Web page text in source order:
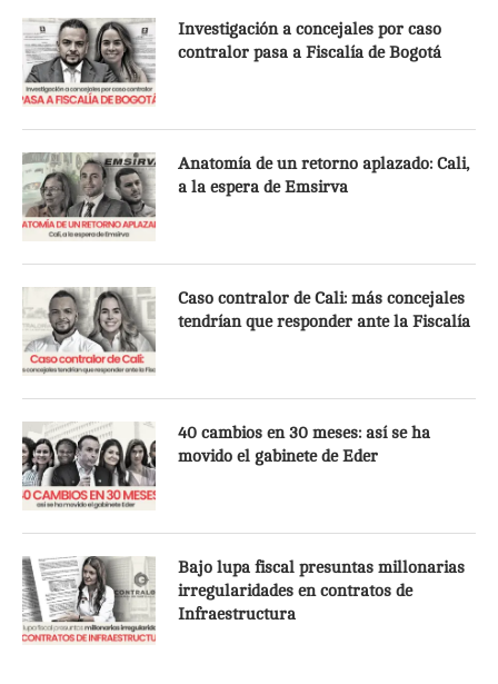
Investigación a concejales por caso
contralor pasa a Fiscalía de Bogotá
Anatomía de un retorno aplazado: Cali,
a la espera de Emsirva
Caso contralor de Cali: más concejales
tendrían que responder ante la Fiscalía
40 cambios en 30 meses: así se ha
movido el gabinete de Eder
Bajo lupa fiscal presuntas millonarias
irregularidades en contratos de
Infraestructura